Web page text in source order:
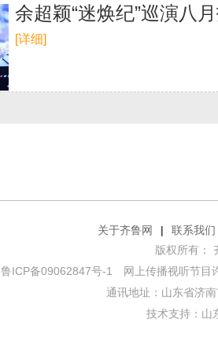
余超颖“迷焕纪”巡演八
[详细]
关于齐鲁网 |
联系我们
版权所有：
鲁ICP备09062847号-1
网上传播视听节目
通讯地址：山东省济
技术支持： 山